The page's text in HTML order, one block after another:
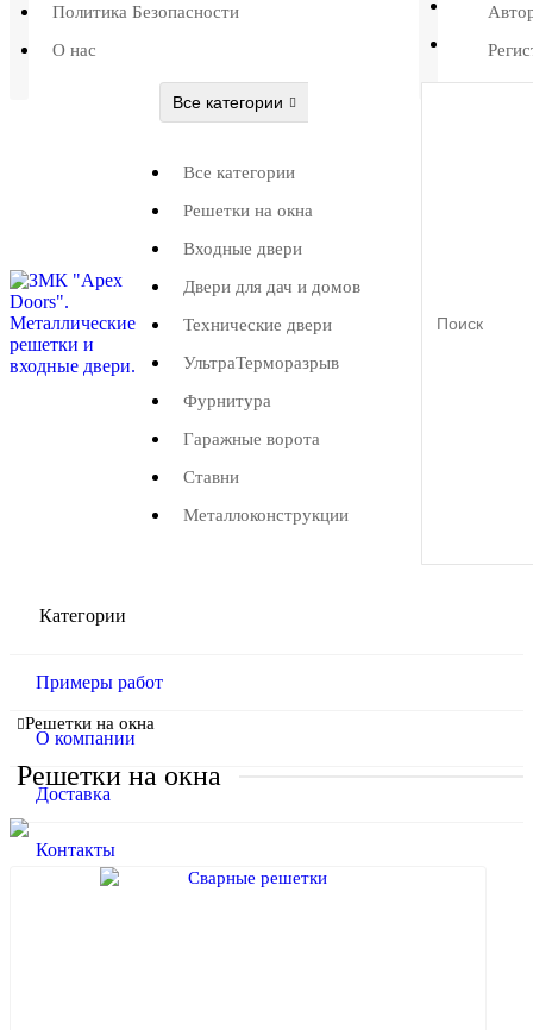
Политика Безопасности
О нас
Все категории
Все категории
Решетки на окна
Входные двери
Двери для дач и домов
Технические двери
УльтраТерморазрыв
Фурнитура
Гаражные ворота
Ставни
Металлоконструкции
Категории
Примеры работ
О компании
Доставка
Контакты
Решетки на окна
Решетки на окна